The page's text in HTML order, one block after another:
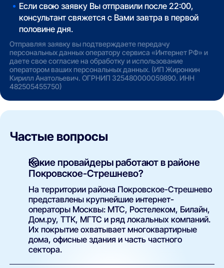
Если свою заявку Вы отправили после 22:00,
консультант свяжется с Вами завтра в первой
половине дня.
Отправляя заявку вы подтверждаете передачу
персональных данных оператору сервиса «Интернет РФ» и
даете свое согласие на обработку и использование
оператором ваших персональных данных. (ИП Жиронкин
Кирилл Анатольевич. ОГРНИП 325480000059890. ИНН
482505455750)
Частые вопросы
Какие провайдеры работают в районе
Покровское-Стрешнево?
На территории района Покровское-Стрешнево
представлены крупнейшие интернет-
операторы Москвы: МТС, Ростелеком, Билайн,
Дом.ру, ТТК, МГТС и ряд локальных компаний.
Их покрытие охватывает многоквартирные
дома, офисные здания и часть частного
сектора.